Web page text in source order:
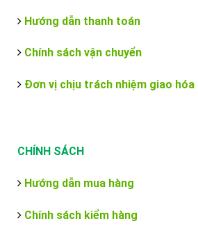
Hướng dẫn thanh toán
Chính sách vận chuyển
Đơn vị chịu trách nhiệm giao hóa
CHÍNH SÁCH
Hướng dẫn mua hàng
Chính sách kiểm hàng